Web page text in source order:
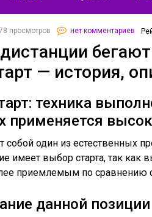
просмотров нет комментариев
— история,
техника
применяется
собой один из естественных
имеет выбор старта, так как
приемлемым по сравнению
данной позиции